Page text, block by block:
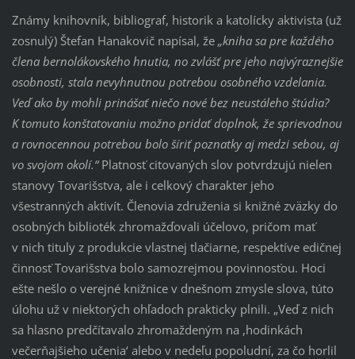
Známy knihovník, bibliograf, historik a katolícky aktivista (už
zosnulý) Štefan Hanakovič napísal, že „kniha sa pre každého
člena bernolákovského hnutia, no zvlášť pre jeho najvýraznejšie
osobnosti, stala nevyhnutnou potrebou osobného vzdelania.
Veď ako by mohli prinášať niečo nové bez neustáleho štúdia?
K tomuto konštatovaniu možno pridať doplnok, že sprievodnou
a rovnocennou potrebou bolo šíriť poznatky aj medzi sebou, aj
vo svojom okolí.“Platnosť citovaných slov potvrdzujú nielen
stanovy Tovarišstva, ale i celkový charakter jeho
všestranných aktivít. Členovia združenia si knižné zväzky do
osobných biblioték zhromažďovali účelovo, pričom mať
v nich tituly z produkcie vlastnej tlačiarne, respektíve edičnej
činnosť Tovarišstva bolo samozrejmou povinnosťou. Hoci
ešte nešlo o verejné knižnice v dnešnom zmysle slova, túto
úlohu už v niektorých ohľadoch prakticky plnili. „Veď z nich
sa hlasno predčítavalo zhromaždeným na ,hodinkách
večerňajšieho učenia‘ alebo v nedeľu popoludní, za čo horlil